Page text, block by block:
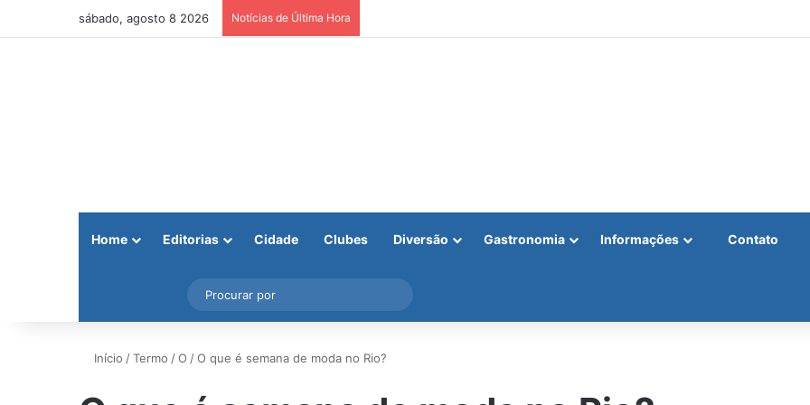
sábado, agosto 8 2026 Notícias de Última Hora
Home Editorias Cidade Clubes Diversão Gastronomia Informações Contato
Instagram
Barra Lateral
por
Início /Termo /O /O que é semana de moda no Rio?